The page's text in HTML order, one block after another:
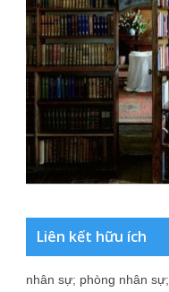
Liên kết hữu ích
nhân sự; phòng nhân sự;